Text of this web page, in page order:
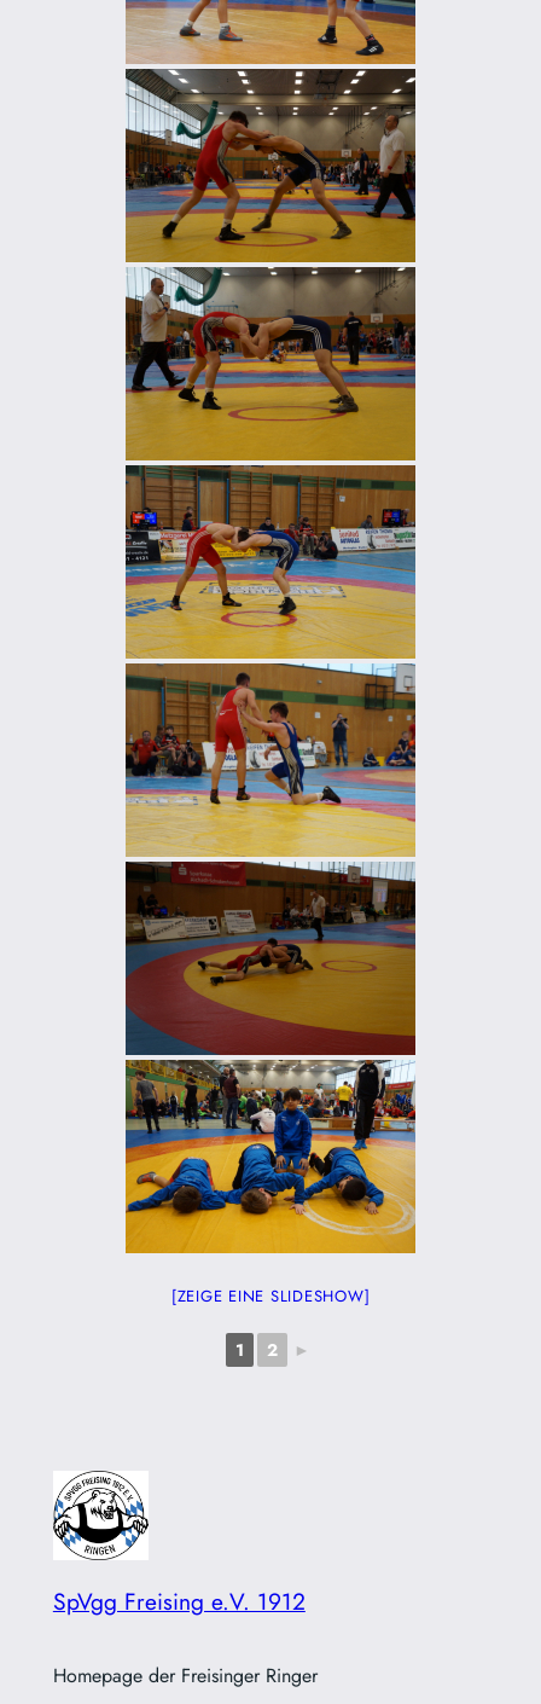
[ZEIGE EINE SLIDESHOW]
1 2 ►
SpVgg Freising e.V. 1912
Homepage der Freisinger Ringer